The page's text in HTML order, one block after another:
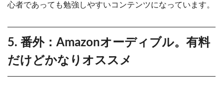
心者であっても勉強しやすいコンテンツになっています。
5. 番外：Amazonオーディブル。有料
だけどかなりオススメ